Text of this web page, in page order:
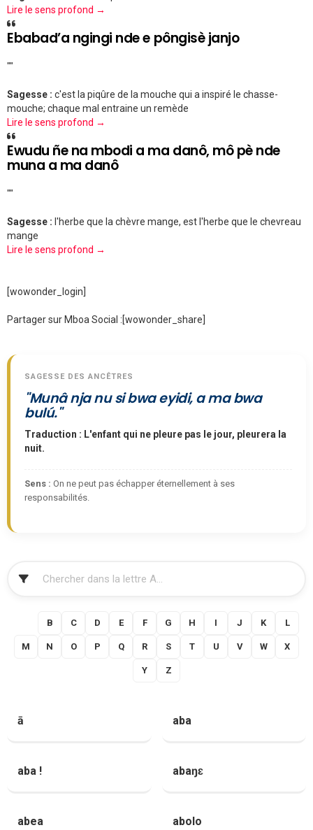
Lire le sens profond →
Ebabad’a ngingi nde e pôngisè janjo
""
Sagesse : c'est la piqûre de la mouche qui a inspiré le chasse-
mouche; chaque mal entraine un remède
Lire le sens profond →
Ewudu ñe na mbodi a ma danô, mô pè nde
muna a ma danô
""
Sagesse : l'herbe que la chèvre mange, est l'herbe que le chevreau
mange
Lire le sens profond →
[wowonder_login]
Partager sur Mboa Social :[wowonder_share]
SAGESSE DES ANCÊTRES
"Munâ nja nu si bwa eyidi, a ma bwa
bulú."
Traduction : L'enfant qui ne pleure pas le jour, pleurera la
nuit.
Sens : On ne peut pas échapper éternellement à ses
responsabilités.
B C D E F G H I J K L
M N O P Q R S T U V W X
Y Z
ā aba
aba ! abaŋɛ
abea abolo